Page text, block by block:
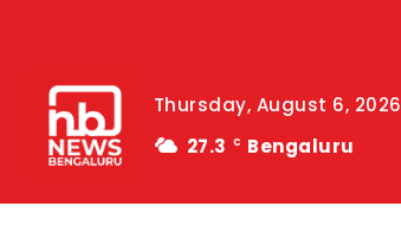
Thursday, August 6, 2026
27.3
C Bengaluru